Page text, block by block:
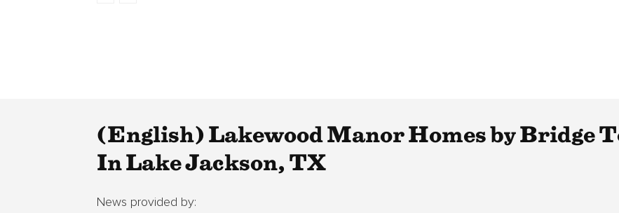
(English) Lakewood Manor Homes by Bridge
In Lake Jackson, TX
News provided by: